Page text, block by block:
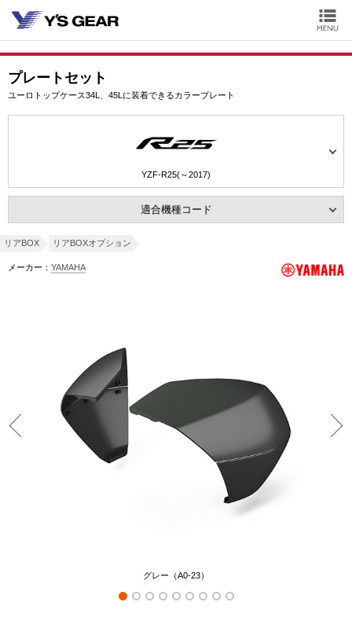
プレートセット
ユーロトップケース34L、45Lに装着できるカラープレート
YZF-R25(～2017)
適合機種コード
リアBOX リアBOXオプション
メーカー： YAMAHA
グレー（A0-23）